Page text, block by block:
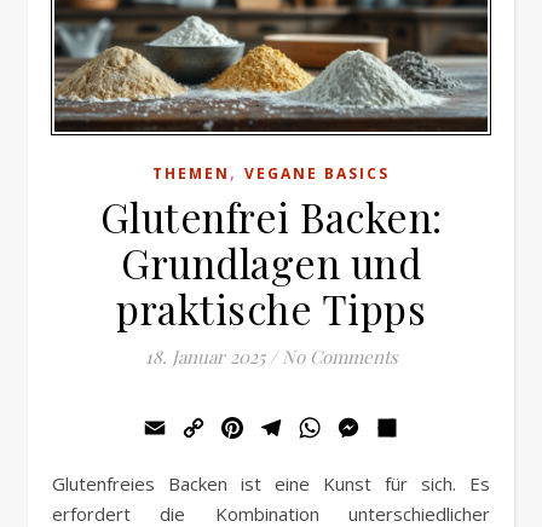
THEMEN , VEGANE BASICS
Glutenfrei Backen:
Grundlagen und
praktische Tipps
18. Januar 2025 / No Comments
Email
Copy
PinterestTelegramWhatsAppMessenger
Glutenfreies Backen ist eine Kunst für sich. Es
erfordert die Kombination unterschiedlicher